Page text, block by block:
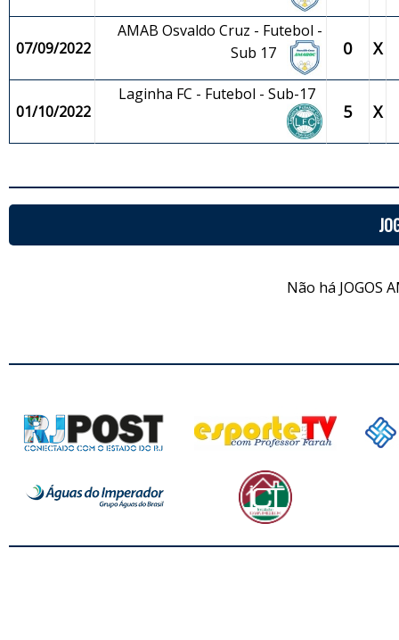
07/09/2022
AMAB Osvaldo Cruz - Futebol -
Sub 17
0 X
01/10/2022
Laginha FC - Futebol - Sub-17
5 X
Não há JOGOS